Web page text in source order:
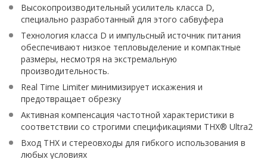
Высокопроизводительный усилитель класса D,
специально разработанный для этого сабвуфера
Технология класса D и импульсный источник питания
обеспечивают низкое тепловыделение и компактные
размеры, несмотря на экстремальную
производительность.
Real Time Limiter минимизирует искажения и
предотвращает обрезку
Активная компенсация частотной характеристики в
соответствии со строгими спецификациями THX® Ultra2
Вход THX и стереовходы для гибкого использования в
любых условиях